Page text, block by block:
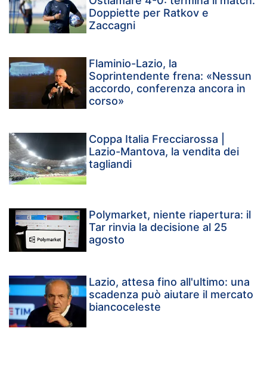
Doppiette per Ratkov e
Zaccagni
Flaminio-Lazio, la
Soprintendente frena: «Nessun
accordo, conferenza ancora in
corso»
Coppa Italia Frecciarossa |
Lazio-Mantova, la vendita dei
tagliandi
Polymarket, niente riapertura: il
Tar rinvia la decisione al 25
agosto
Lazio, attesa fino all'ultimo: una
scadenza può aiutare il mercato
biancoceleste